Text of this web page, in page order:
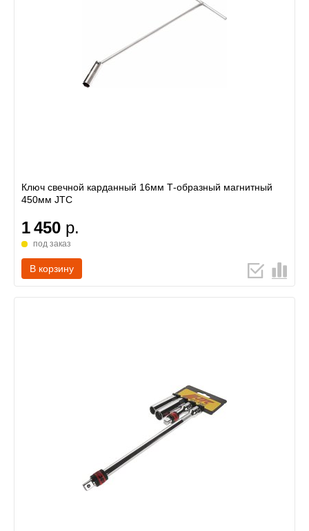
Ключ свечной карданный 16мм Т-образный магнитный
450мм JTC
1 450 р.
под заказ
В корзину